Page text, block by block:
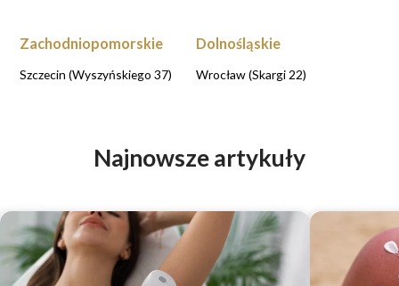
Zachodniopomorskie
Szczecin (Wyszyńskiego 37)
Dolnośląskie
Wrocław (Skargi 22)
Najnowsze artykuły